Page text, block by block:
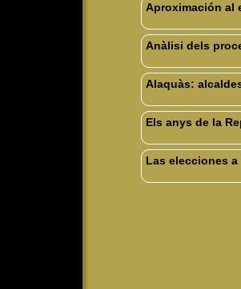
Aproximación al
Anàlisi dels
Alaquàs:
Els anys de la
Las elecciones